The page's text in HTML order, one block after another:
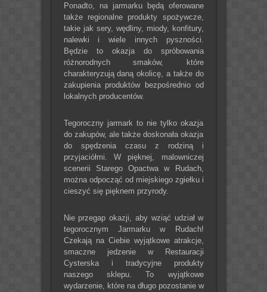
Ponadto, na jarmarku będą oferowane
także regionalne produkty spożywcze,
takie jak sery, wędliny, miody, konfitury,
nalewki i wiele innych pyszności.
Będzie to okazja do spróbowania
różnorodnych smaków, które
charakteryzują daną okolicę, a także do
zakupienia produktów bezpośrednio od
lokalnych producentów.
Tegoroczny jarmark to nie tylko okazja
do zakupów, ale także doskonała okazja
do spędzenia czasu z rodziną i
przyjaciółmi. W pięknej, malowniczej
scenerii Starego Opactwa w Rudach,
można odpocząć od miejskiego zgiełku i
cieszyć się pięknem przyrody.
Nie przegap okazji, aby wziąć udział w
tegorocznym Jarmarku w Rudach!
Czekają na Ciebie wyjątkowe atrakcje,
smaczne jedzenie w Restauracji
Cysterska i tradycyjne produkty
naszego sklepu. To wyjątkowe
wydarzenie, które na długo pozostanie w